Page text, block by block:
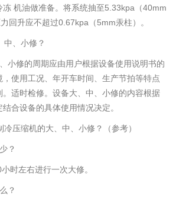
冻 机油做准备。将系统抽至5.33kpa（40mm
回升应不超过0.67kpa（5mm汞柱）。
中、小修？
小修的周期应由用户根据设备使用说明书的
使用工况、年开车时间、生产节拍等特点
适时检修。设备大、中、小修的内容根据
合设备的具体使用情况决定。
压缩机的大、中、小修？（参考）
？
时左右进行一次大修。
？